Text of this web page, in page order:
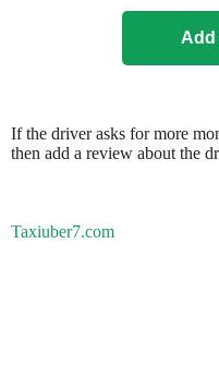
If the driver asks for more
then add a review about the
Taxiuber7.com